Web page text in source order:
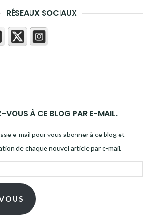
RÉSEAUX SOCIAUX
VOUS À CE BLOG PAR E-MAIL.
e-mail pour vous abonner à ce blog et
de chaque nouvel article par e-mail.